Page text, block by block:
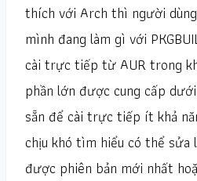
thích với Arch thì người
mình đang làm gì với
cài trực tiếp từ AUR trong
phần lớn được cung cấp
sẵn để cài trực tiếp ít khả
chịu khó tìm hiểu có thể sửa
được phiên bản mới nhất